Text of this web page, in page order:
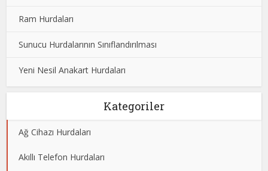
Ram Hurdaları
Sunucu Hurdalarının Sınıflandırılması
Yeni Nesil Anakart Hurdaları
Kategoriler
Ağ Cihazı Hurdaları
Akıllı Telefon Hurdaları